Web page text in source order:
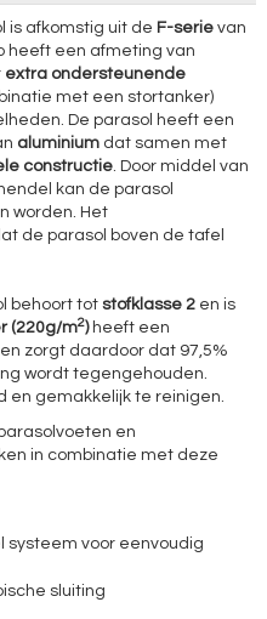
is afkomstig uit de F-serie van
heeft een afmeting van
extra ondersteunende
met een stortanker)
De parasol heeft een
aluminium dat samen met
constructie. Door middel van
kan de parasol
worden. Het
de parasol boven de tafel
behoort totstofklasse 2 en is
(220g/m2) heeft een
zorgt daardoor dat 97,5%
wordt tegengehouden.
en gemakkelijk te reinigen.
en
in combinatie met deze
systeem voor eenvoudig
sluiting